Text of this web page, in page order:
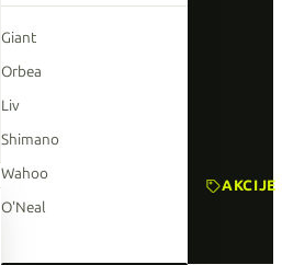
Giant
Orbea
Liv
Shimano
Wahoo
O'Neal
AKCIJE